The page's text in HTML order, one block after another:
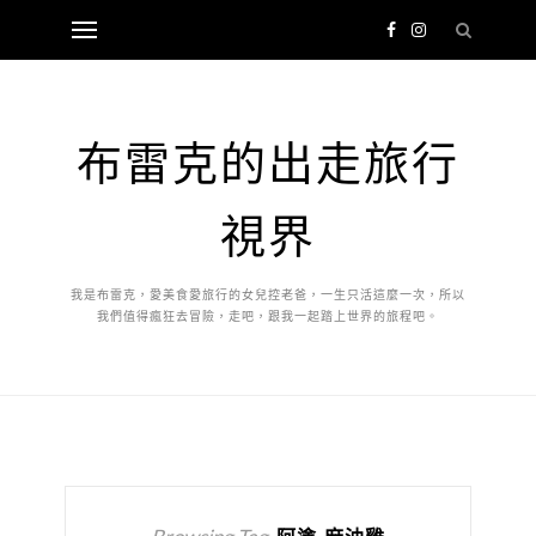
布雷克的出走旅行
視界
我是布雷克，愛美食愛旅行的女兒控老爸，一生只活這麼一次，所以
我們值得瘋狂去冒險，走吧，跟我一起踏上世界的旅程吧。